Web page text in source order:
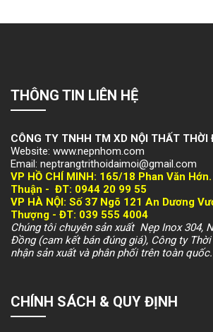
THÔNG TIN LIÊN HỆ
CÔNG TY TNHH TM XD NỘI THẤT THỜI
Website: www.nepnhom.com
Email: neptrangtrithoidaimoi@gmail.com
VP HỒ CHÍ MINH: 165/18 Phan Văn
Thuận - ĐT: 0944 20 99 55
VP HÀ NỘI : Số 37 Ngõ 121 An Dương
Thượng - ĐT: 039 555 4004
Chúng tôi chuyên sản xuất Nẹp Inox 304,
Đồng (cam kết bán đúng giá), Công ty
nhận sản xuất và phân phối trên toàn quốc.
CHÍNH SÁCH & QUY ĐỊNH